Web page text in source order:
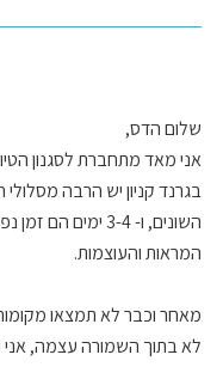
שלום הדס,
אני מאד מתחברת לסגנון
בגרנד קניון יש הרבה מסלולי
השונים, ו- 3-4 ימים
המראות והעוצמות.
מאחר וכבר לא תמצאו
לא בתוך השמורה עצמה, אני